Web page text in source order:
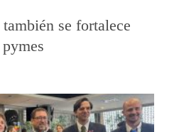
se fortalece